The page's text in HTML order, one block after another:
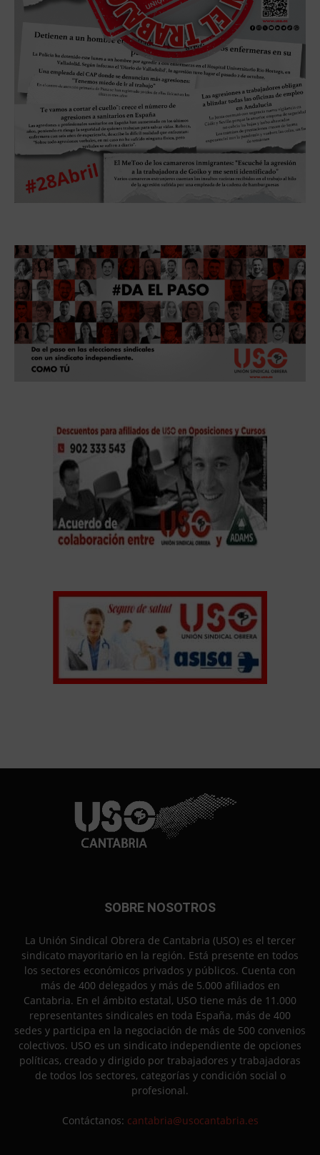
SOBRE NOSOTROS
La Unión Sindical Obrera de Cantabria (USO) es el tercer
sindicato mayoritario en la región. Está presente en todos
los sectores económicos privados y públicos. Cuenta con
más de 400 delegados y más de 5.000 afiliados en
Cantabria. En el ámbito estatal, USO tiene más de 11.000
representantes sindicales en toda España, más de 400
sedes y participa en la negociación de más de 500 convenios
colectivos. USO es un sindicato independiente de opciones
políticas, creado y dirigido por trabajadores y trabajadoras
de todos los sectores, categorías y condición social o
profesional.
Contáctanos: cantabria@usocantabria.es